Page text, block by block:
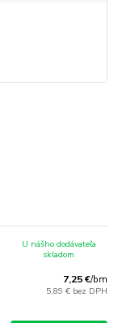
7,25 €/bm
5,89 € bez DPH
U nášho dodávateľa
skladom